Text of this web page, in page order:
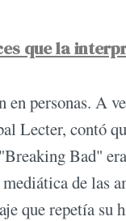
que la
personas. A
Lecter, contó
Bad"
de las
que repetía